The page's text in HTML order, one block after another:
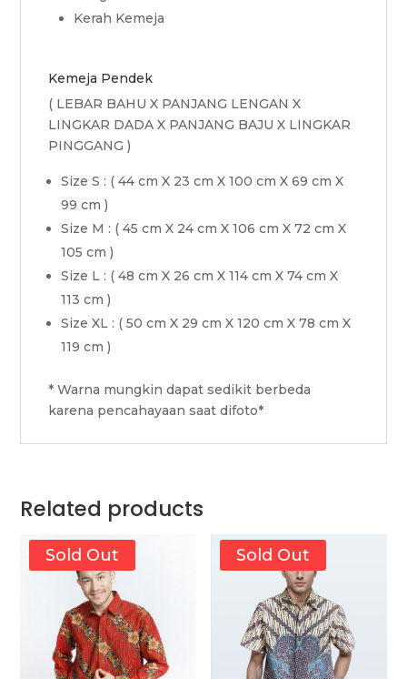
Kerah Kemeja
Kemeja Pendek
( LEBAR BAHU X PANJANG LENGAN X
LINGKAR DADA X PANJANG BAJU X LINGKAR
PINGGANG )
Size S : ( 44 cm X 23 cm X 100 cm X 69 cm X
99 cm )
Size M : ( 45 cm X 24 cm X 106 cm X 72 cm X
105 cm )
Size L : ( 48 cm X 26 cm X 114 cm X 74 cm X
113 cm )
Size XL : ( 50 cm X 29 cm X 120 cm X 78 cm X
119 cm )
* Warna mungkin dapat sedikit berbeda
karena pencahayaan saat difoto*
Related products
Sold Out Sold Out